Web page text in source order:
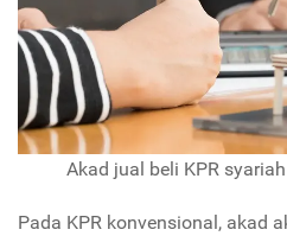
Akad jual beli KPR
Pada KPR konvensional, akad